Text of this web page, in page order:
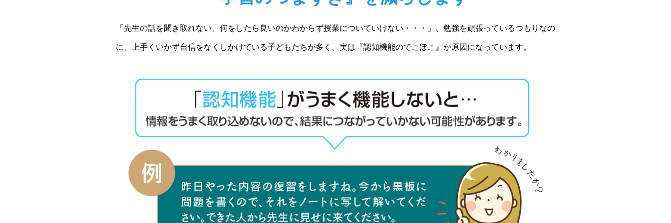
「先生の話を聞き取れない、何をしたら良いのかわからず授業についていけない・・・」、勉強を頑張っているつもりなの
に、上手くいかず自信をなくしかけている子どもたちが多く、実は『認知機能のでこぼこ』が原因になっています。